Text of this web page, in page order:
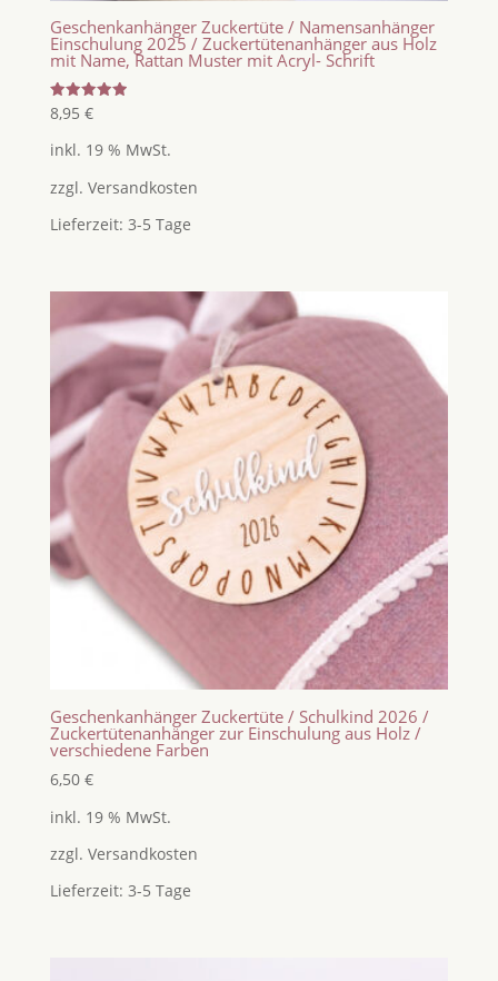
Geschenkanhänger Zuckertüte / Namensanhänger
Einschulung 2025 / Zuckertütenanhänger aus Holz
mit Name, Rattan Muster mit Acryl- Schrift
Bewertet
mit
von 5
8,95 €
inkl. 19 % MwSt.
zzgl. Versandkosten
Lieferzeit: 3-5 Tage
Geschenkanhänger Zuckertüte / Schulkind 2026 /
Zuckertütenanhänger zur Einschulung aus Holz /
verschiedene Farben
6,50 €
inkl. 19 % MwSt.
zzgl. Versandkosten
Lieferzeit: 3-5 Tage